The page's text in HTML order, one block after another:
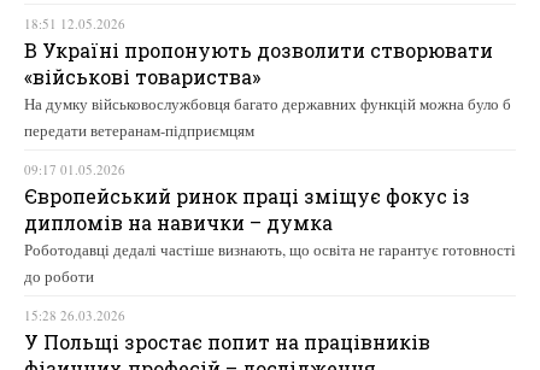
18:51 12.05.2026
В Україні пропонують дозволити створювати
«військові товариства»
На думку військовослужбовця багато державних функцій можна було б
передати ветеранам-підприємцям
09:17 01.05.2026
Європейський ринок праці зміщує фокус із
дипломів на навички – думка
Роботодавці дедалі частіше визнають, що освіта не гарантує готовності
до роботи
15:28 26.03.2026
У Польщі зростає попит на працівників